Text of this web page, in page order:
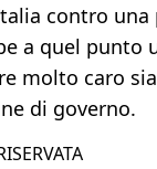
contro
a quel punto
molto caro
di governo.